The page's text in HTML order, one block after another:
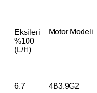
Motor Modeli
Eksileri
%100
(L/H)
6.7 4B3.9G2